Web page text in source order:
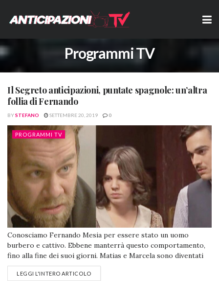
Programmi TV
Il Segreto anticipazioni, puntate spagnole: un’altra
follia di Fernando
BYSTEFANO SETTEMBRE 20, 2019 0
PROGRAMMI TV
Conosciamo Fernando Mesia per essere stato un uomo
burbero e cattivo. Ebbene manterrà questo comportamento,
fino alla fine dei suoi giorni. Matias e Marcela sono diventati
genitori di una bellissima bambina di nome Camelia. Sarà
proprio la piccola che potrebbe subire la follia del perfido ex
LEGGI L'INTERO ARTICOLO